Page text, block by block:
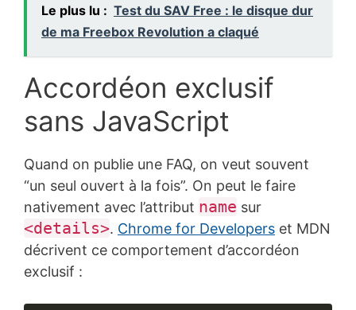
Le plus lu : Test du SAV Free : le disque dur
de ma Freebox Revolution a claqué
Accordéon exclusif
sans JavaScript
Quand on publie une FAQ, on veut souvent
“un seul ouvert à la fois”. On peut le faire
nativement avec l’attribut name sur
<details>. Chrome for Developers et MDN
décrivent ce comportement d’accordéon
exclusif :